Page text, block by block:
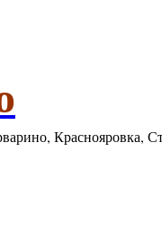
Краснояровка,